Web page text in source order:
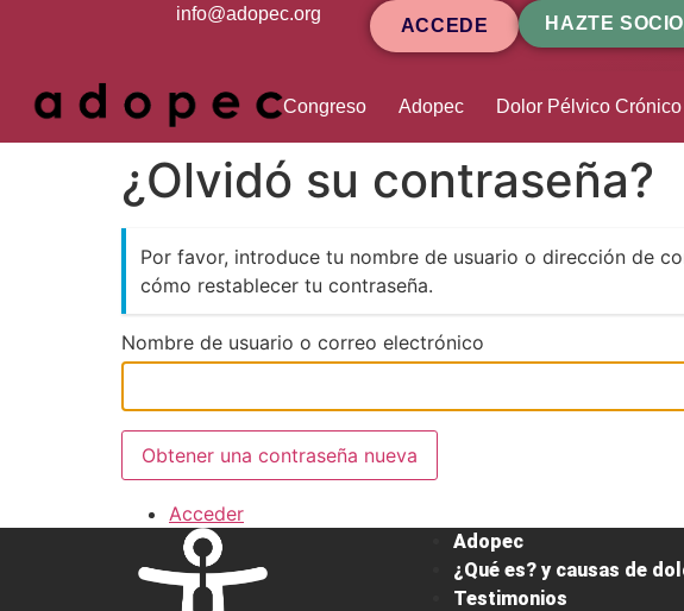
info@adopec.org
ACCEDE HAZTE SOCIO
Congreso Adopec Dolor Pélvico Crónico
¿Olvidó su contraseña?
Por favor, introduce tu nombre de usuario o dirección de
cómo restablecer tu contraseña.
Nombre de usuario o correo electrónico
Obtener una contraseña nueva
Acceder
Adopec
¿Qué es? y causas de
Testimonios